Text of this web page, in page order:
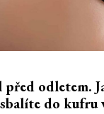
odletem.
do kufru